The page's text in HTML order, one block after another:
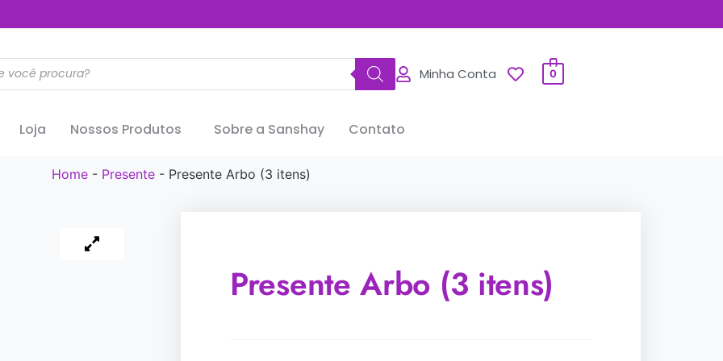
Minha Conta 0
Loja Nossos Produtos Sobre a Sanshay Contato
Home- Presente- Presente Arbo (3 itens)
Presente Arbo (3 itens)